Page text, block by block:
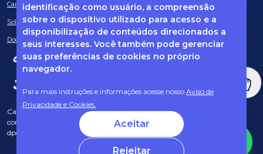
identificação como usuário, a compreensão
sobre o dispositivo utilizado para acesso e a
disponibilização de conteúdos direcionados a
seus interesses. Você também pode gerenciar
suas preferências de cookies no próprio
navegador.
Para mais instruções e informações acesse nosso Aviso de
Privacidade e Cookies.
Aceitar
Rejeitar
Canal de Denúncias
Solicitação de informações
Documentos obrigatórios
Caso tenha dúvidas sobre Privacidade de Dados e LGPD, entre em
contato com o nosso DPO (encarregado de dados) via e-mail:
dpo@fcopel.org.br